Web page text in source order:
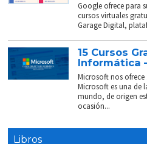
Google ofrece para
cursos virtuales
Garage Digital,
15 Cursos
Informática
Microsoft nos
Microsoft es una de
mundo, de origen
ocasión...
Libros